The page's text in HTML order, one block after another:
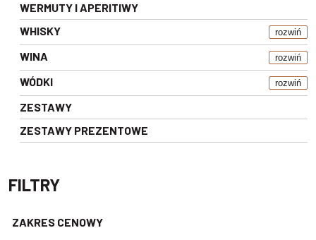
WERMUTY I APERITIWY
WHISKY
rozwiń
WINA rozwiń
WÓDKI rozwiń
ZESTAWY
ZESTAWY PREZENTOWE
FILTRY
ZAKRES CENOWY